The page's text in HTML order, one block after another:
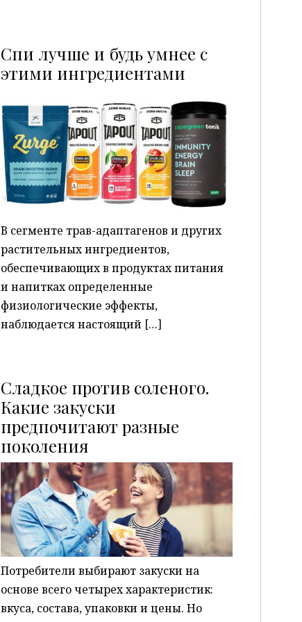
Спи лучше и будь умнее с
этими ингредиентами
P
В сегменте трав-адаптагенов и других
растительных ингредиентов,
обеспечивающих в продуктах питания
и напитках определенные
физиологические эффекты,
наблюдается настоящий […]
Сладкое против соленого.
Какие закуски
предпочитают разные
поколенияP
Потребители выбирают закуски на
основе всего четырех характеристик:
вкуса, состава, упаковки и цены. Но